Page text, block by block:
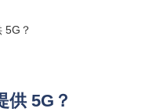
5G？
供 5G？